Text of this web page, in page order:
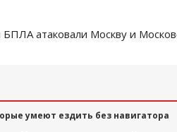
атаковали Москву и
умеют ездить без навигатора